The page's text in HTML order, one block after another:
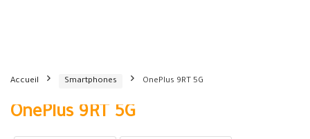
Accueil Smartphones OnePlus 9RT 5G
OnePlus 9RT 5G